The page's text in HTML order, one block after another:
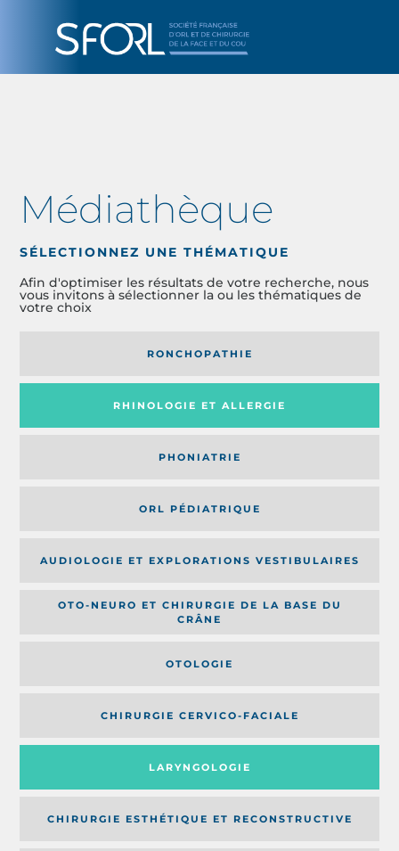
Médiathèque
SÉLECTIONNEZ UNE THÉMATIQUE
Afin d'optimiser les résultats de votre recherche, nous
vous invitons à sélectionner la ou les thématiques de
votre choix
RONCHOPATHIE
RHINOLOGIE ET ALLERGIE
PHONIATRIE
ORL PÉDIATRIQUE
AUDIOLOGIE ET EXPLORATIONS VESTIBULAIRES
OTO-NEURO ET CHIRURGIE DE LA BASE DU
CRÂNE
OTOLOGIE
CHIRURGIE CERVICO-FACIALE
LARYNGOLOGIE
CHIRURGIE ESTHÉTIQUE ET RECONSTRUCTIVE